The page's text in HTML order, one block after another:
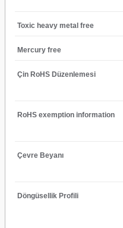
Toxic heavy metal free
Mercury free
Çin RoHS Düzenlemesi
RoHS exemption information
Çevre Beyanı
Döngüsellik Profili